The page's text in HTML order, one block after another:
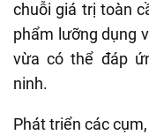
chuỗi giá trị toàn
phẩm lưỡng dụng
vừa có thể đáp
ninh.
Phát triển các